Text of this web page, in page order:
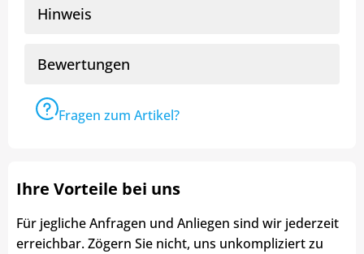
Hinweis
Bewertungen
Fragen zum Artikel?
Ihre Vorteile bei uns
Für jegliche Anfragen und Anliegen sind wir jederzeit
erreichbar. Zögern Sie nicht, uns unkompliziert zu